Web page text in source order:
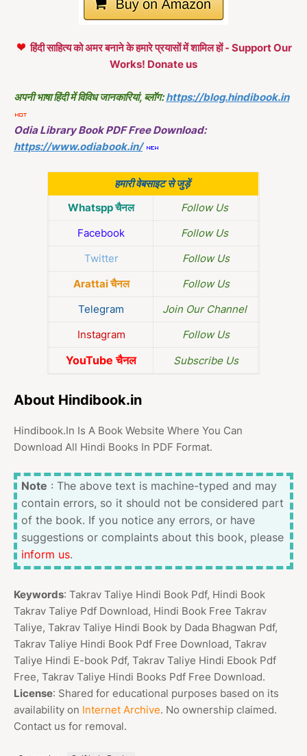
हिंदी साहित्य को अमर बनाने के हमारे प्रयासों में शामिल हों - Support Our
Works! Donate us
अपनी भाषा हिंदी में विविध जानकारियां, ब्लॉग: https://blog.hindibook.in
Odia Library Book PDF Free Download:
https://www.odiabook.in/
हमारी वेबसाइट से जुड़ें
Whatspp चैनल
Follow Us
Facebook
Follow Us
Twitter
Follow Us
Arattai चैनल
Follow Us
Telegram
Join Our Channel
Instagram
Follow Us
YouTube चैनल Subscribe Us
About Hindibook.in
Hindibook.In Is A Book Website Where You Can
Download All Hindi Books In PDF Format.
Note : The above text is machine-typed and may
contain errors, so it should not be considered part
of the book. If you notice any errors, or have
suggestions or complaints about this book, please
inform us.
Keywords: Takrav Taliye Hindi Book Pdf, Hindi Book
Takrav Taliye Pdf Download, Hindi Book Free Takrav
Taliye, Takrav Taliye Hindi Book by Dada Bhagwan Pdf,
Takrav Taliye Hindi Book Pdf Free Download, Takrav
Taliye Hindi E-book Pdf, Takrav Taliye Hindi Ebook Pdf
Free, Takrav Taliye Hindi Books Pdf Free Download.
License: Shared for educational purposes based on its
availability on Internet Archive. No ownership claimed.
Contact us for removal.